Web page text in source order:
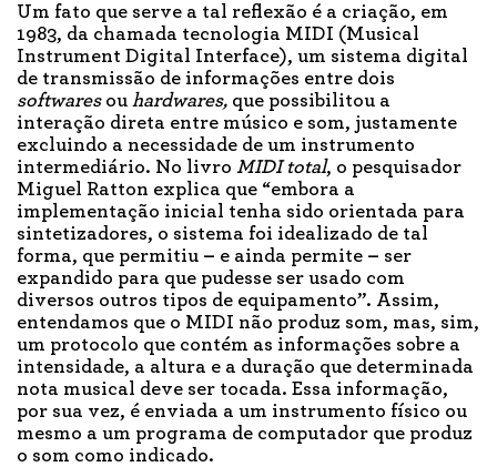
Um fato que serve a tal reflexão é a criação, em
1983, da chamada tecnologia MIDI (Musical
Instrument Digital Interface), um sistema digital
de transmissão de informações entre dois
softwaresou hardwares, que possibilitou a
interação direta entre músico e som, justamente
excluindo a necessidade de um instrumento
intermediário. No livro MIDI total, o pesquisador
Miguel Ratton explica que “embora a
implementação inicial tenha sido orientada para
sintetizadores, o sistema foi idealizado de tal
forma, que permitiu – e ainda permite – ser
expandido para que pudesse ser usado com
diversos outros tipos de equipamento”. Assim,
entendamos que o MIDI não produz som, mas, sim,
um protocolo que contém as informações sobre a
intensidade, a altura e a duração que determinada
nota musical deve ser tocada. Essa informação,
por sua vez, é enviada a um instrumento físico ou
mesmo a um programa de computador que produz
o som como indicado.